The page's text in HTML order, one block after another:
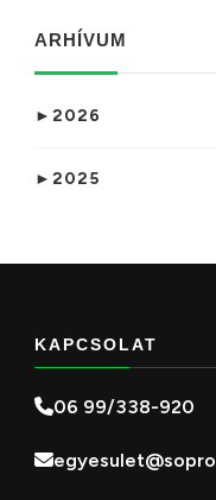
ARHÍVUM
► 2026
► 2025
KAPCSOLAT
06 99/338-920